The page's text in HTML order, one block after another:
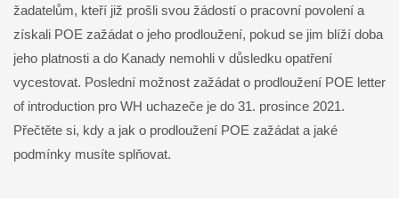
žadatelům, kteří již prošli svou žádostí o pracovní povolení a
získali POE zažádat o jeho prodloužení, pokud se jim blíží doba
jeho platnosti a do Kanady nemohli v důsledku opatření
vycestovat. Poslední možnost zažádat o prodloužení POE letter
of introduction pro WH uchazeče je do 31. prosince 2021.
Přečtěte si, kdy a jak o prodloužení POE zažádat a jaké
podmínky musíte splňovat.